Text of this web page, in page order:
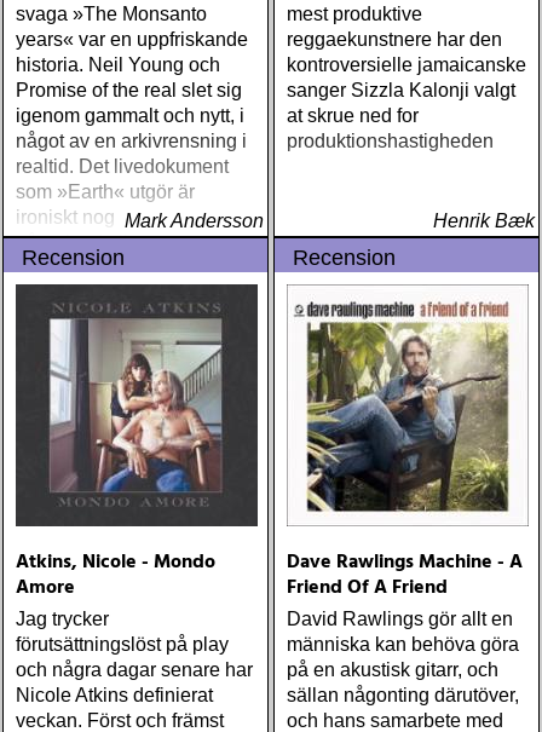
svaga »The Monsanto
years« var en uppfriskande
historia. Neil Young och
Promise of the real slet sig
igenom gammalt och nytt, i
något av en arkivrensning i
realtid. Det livedokument
som »Earth« utgör är
ironiskt nog bara
någorlunda live
Mark Andersson
mest produktive
reggaekunstnere har den
kontroversielle jamaicanske
sanger Sizzla Kalonji valgt
at skrue ned for
produktionshastigheden
Henrik Bæk
Recension
Atkins, Nicole - Mondo
Amore
Jag trycker
förutsättningslöst på play
och några dagar senare har
Nicole Atkins definierat
veckan. Först och främst
Recension
Dave Rawlings Machine - A
Friend Of A Friend
David Rawlings gör allt en
människa kan behöva göra
på en akustisk gitarr, och
sällan någonting därutöver,
och hans samarbete med